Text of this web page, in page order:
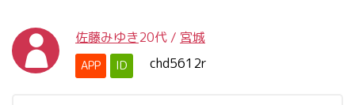
佐藤みゆき20代 / 宮城
APP ID chd5612r